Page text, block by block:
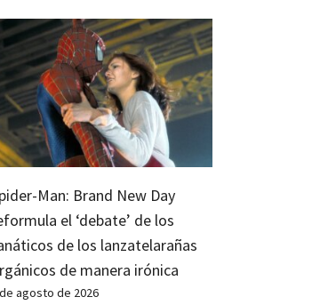
Man: Brand New Day
el ‘debate’ de los
de los lanzatelarañas
de manera irónica
agosto de 2026